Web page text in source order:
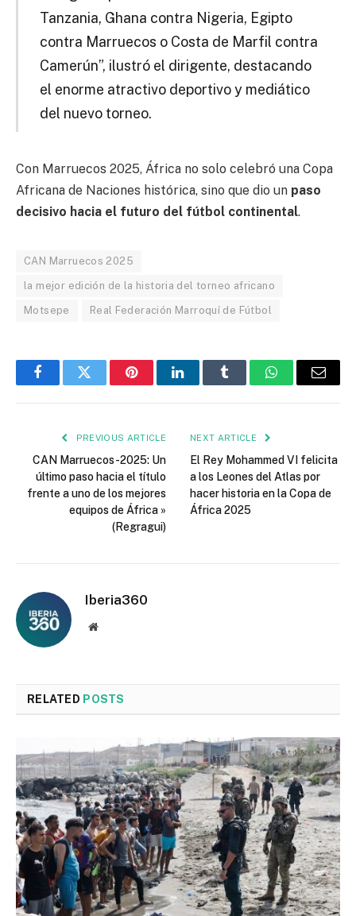
Tanzania, Ghana contra Nigeria, Egipto
contra Marruecos o Costa de Marfil contra
Camerún”, ilustró el dirigente, destacando
el enorme atractivo deportivo y mediático
del nuevo torneo.
Con Marruecos 2025, África no solo celebró una Copa
Africana de Naciones histórica, sino que dio un paso
decisivo hacia el futuro del fútbol continental.
CAN Marruecos 2025
la mejor edición de la historia del torneo africano
Motsepe Real Federación Marroquí de Fútbol
FacebookTwitter PinterestLinkedInTumblr WhatsAppEmail
PREVIOUS ARTICLE
CAN Marruecos-2025: Un
último paso hacia el título
frente a uno de los mejores
equipos de África »
(Regragui)
NEXT ARTICLE
El Rey Mohammed VI felicita
a los Leones del Atlas por
hacer historia en la Copa de
África 2025
Iberia360
Website
RELATED POSTS